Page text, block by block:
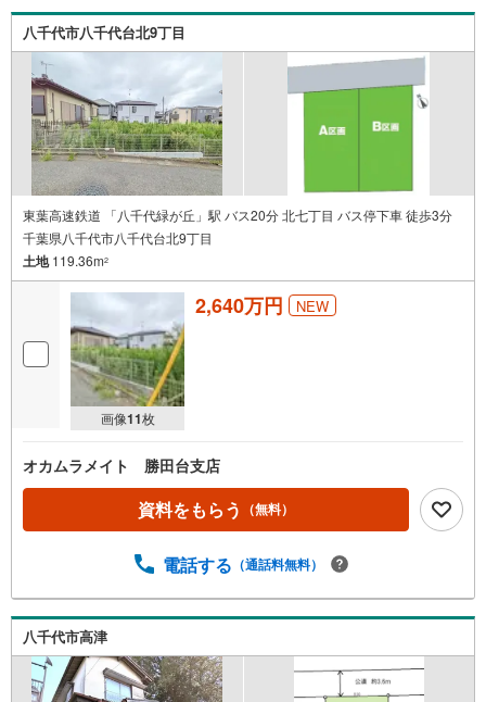
八千代市八千代台北9丁目
東葉高速鉄道 「八千代緑が丘」駅 バス20分 北七丁目 バス停下車 徒歩3分
千葉県八千代市八千代台北9丁目
土地119.36m2
画像11枚
2,640万円 NEW
オカムラメイト 勝田台支店
資料をもらう （無料）
電話する （通話料無料）
八千代市高津